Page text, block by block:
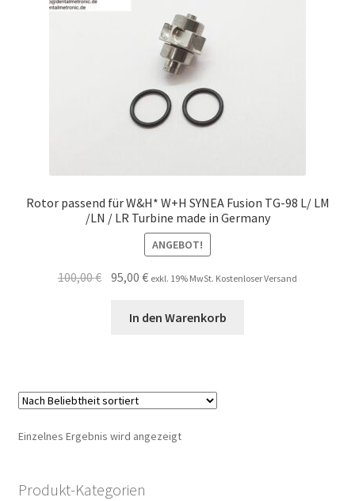
Warenkorb
Rotor passend für W&H* W+H SYNEA Fusion TG-98 L/ LM
/LN / LR Turbine made in Germany
ANGEBOT!
100,00€ Ursprünglicher
95,00€Aktueller
ist:
exkl. 19% MwSt. Kostenloser Versand
In den Warenkorb
Einzelnes Ergebnis wird angezeigt
Produkt-Kategorien